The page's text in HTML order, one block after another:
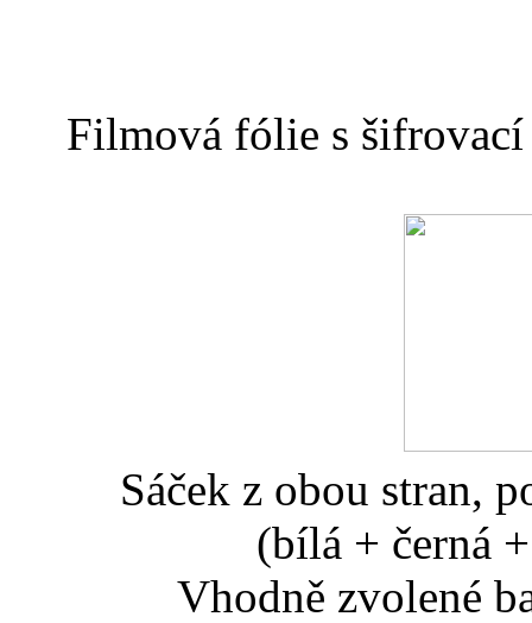
Filmová fólie s
Sáček z obou stran,
(bílá + černá
Vhodně zvolené